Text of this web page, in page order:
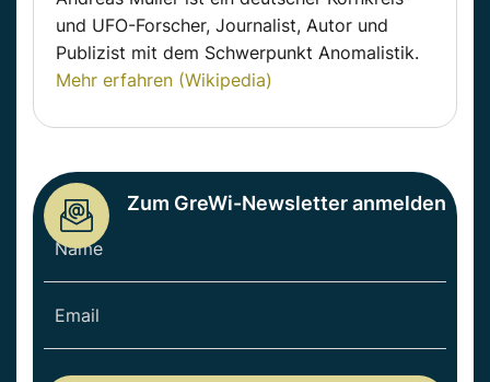
und UFO-Forscher, Journalist, Autor und
Publizist mit dem Schwerpunkt Anomalistik.
Mehr erfahren (Wikipedia)
Zum GreWi-Newsletter anmelden